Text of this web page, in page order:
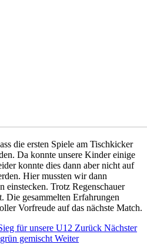
die ersten Spiele am Tischkicker
Da konnte unsere Kinder einige
konnte dies dann aber nicht auf
Hier mussten wir dann
einstecken. Trotz Regenschauer
Die gesammelten Erfahrungen
Vorfreude auf das nächste Match.
für unsere U12 Zurück Nächster
gemischt Weiter